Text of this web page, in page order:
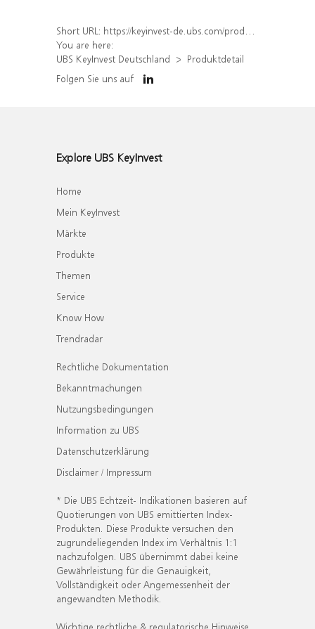
Short URL: https://keyinvest-de.ubs.com/produkt/detail/index/isin/DE000WA8YML6
You are here:
UBS KeyInvest Deutschland
Produktdetail
Folgen Sie uns auf
Explore UBS KeyInvest
Home
Mein KeyInvest
Märkte
Produkte
Themen
Service
Know How
Trendradar
Rechtliche Dokumentation
Bekanntmachungen
Nutzungsbedingungen
Information zu UBS
Datenschutzerklärung
Disclaimer / Impressum
* Die UBS Echtzeit- Indikationen basieren auf
Quotierungen von UBS emittierten Index-
Produkten. Diese Produkte versuchen den
zugrundeliegenden Index im Verhältnis 1:1
nachzufolgen. UBS übernimmt dabei keine
Gewährleistung für die Genauigkeit,
Vollständigkeit oder Angemessenheit der
angewandten Methodik.